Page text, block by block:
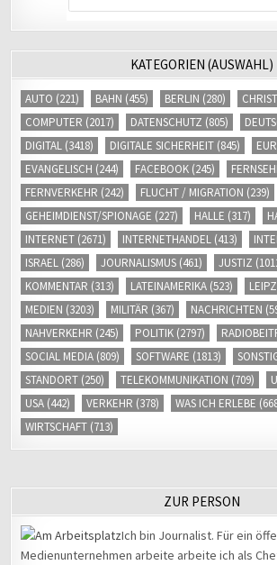
KATEGORIEN (AUSWAHL)
AUTO (221) BAHN (455) BERLIN (280)
COMPUTER (2017) DATENSCHUTZ (805)
DIGITAL (3418) DIGITALE SICHERHEIT (845)
EVANGELISCH (244) FACEBOOK (245)
FERNVERKEHR (242) FLUCHT / MIGRATION (239)
GEHEIMDIENST/SPIONAGE (227) HALLE (317)
INTERNET (2671) INTERNETHANDEL (413)
ISRAEL (286) JOURNALISMUS (461) JUSTIZ
KOMMENTAR (313) LATEINAMERIKA (523)
MEDIEN (3203) MILITÄR (367) NACHRICHTEN
NAHVERKEHR (245) POLITIK (2797)
SOCIAL MEDIA (809) SOFTWARE (1813)
STANDORT (250) TELEKOMMUNIKATION (709)
USA (442) VERKEHR (378) WAS ICH ERLEBE
WIRTSCHAFT (713)
ZUR PERSON
Ich bin Journalist. Für ein
Medienunternehmen arbeite arbeite ich als